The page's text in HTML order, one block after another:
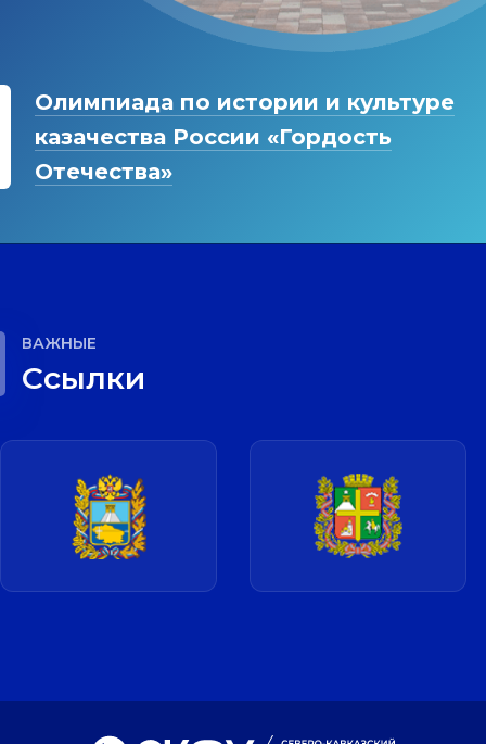
Олимпиада по истории и культуре
казачества России «Гордость
Отечества»
ВАЖНЫЕ
Cсылки